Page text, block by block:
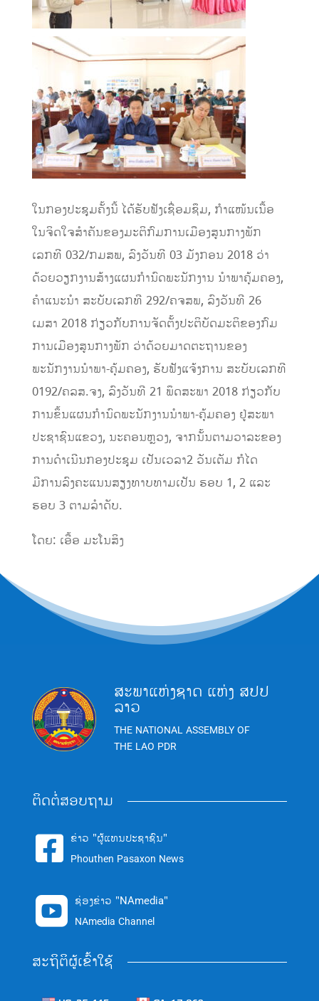
ໃນກອງປະຊຸມຄັ້ງນີ້ ໄດ້ຮັບຟັງເຊື່ອມຊຶມ, ກຳແໜ້ນເນື້ອ
ໃນຈິດໃຈສຳຄັນຂອງມະຕິກົມການເມືອງສູນກາງພັກ
ເລກທີ 032/ກມສພ, ລົງວັນທີ 03 ມັງກອນ 2018 ວ່າ
ດ້ວຍວຽກງານສ້າງແຜນກໍານົດພະນັກງານ ນໍາພາຄຸ້ມຄອງ,
ຄໍາແນະນຳ ສະບັບເລກທີ 292/ຄຈສພ, ລົງວັນທີ 26
ເມສາ 2018 ກ່ຽວກັບການຈັດຕັ້ງປະຕິບັດມະຕິຂອງກົມ
ການເມືອງສູນກາງພັກ ວ່າດ້ວຍມາດຕະຖານຂອງ
ພະນັກງານນຳພາ-ຄຸ້ມຄອງ, ຮັບຟັງແຈ້ງການ ສະບັບເລກທີ
0192/ຄລສ.ຈງ,​ ລົງວັນທີ 21 ພຶດສະພາ 2018 ກ່ຽວກັບ
ການຂຶ້ນແຜນກຳນົດພະນັກງານນໍາພາ-ຄຸ້ມຄອງ ຢູ່ສະພາ
ປະຊາຊົນແຂວງ, ນະຄອນຫຼວງ, ຈາກນັ້ນຕາມວາລະຂອງ
ການດໍາເນີນກອງປະຊຸມ ເປັນເວລາ2 ວັນເຕັມ ກໍໄດ
ມີການລົງຄະແນນສຽງທາບທາມເປັນ ຮອບ 1, 2 ແລະ
ຮອບ 3 ຕາມລຳດັບ.
ໂດຍ: ເອື້ອ ມະໂນສິງ
ສະພາແຫ່ງຊາດ ແຫ່ງ ສປປ
ລາວ
THE NATIONAL ASSEMBLY OF
THE LAO PDR
ຕິດຕໍ່ສອບຖາມ
 ຂ່າວ "ຜູ້ແທນປະຊາຊົນ"
Phouthen Pasaxon News
 ຊ່ອງຂ່າວ "NAmedia"
NAmedia Channel
ສະຖິຕິຜູ້ເຂົ້າໃຊ້